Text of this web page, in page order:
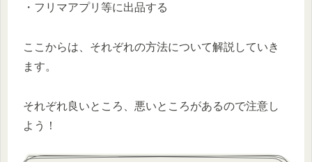
・フリマアプリ等に出品する
ここからは、それぞれの方法について解説していき
ます。
それぞれ良いところ、悪いところがあるので注意し
よう！